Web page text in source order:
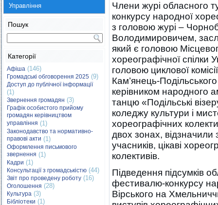
Управління
Пошук
Категорії
Афіша (146)
Громадські обговорення 2025 (9)
Доступ до публічної інформації
(1)
Звернення громадян (3)
Графік особистого прийому
громадян керівництвом
управління (1)
Законодавство та нормативно-
правові акти (1)
Оформлення письмового
звернення (1)
Кадри (1)
Консультації з громадськістю (44)
Звіт про проведену роботу (16)
Оголошення (28)
Культура (3)
Бібліотеки (1)
Члени журі обласного
конкурсу народної
з головою журі –
Володимировичем,
який є головою
хореографічної спілки
головою циклової
Кам’янець-
керівником народного
танцю «Подільські
коледжу культури і
хореографічних
двох зонах, відзначили
учасників, цікаві
колективів.
Підведення підсумків
фестивалю-конкурсу
Вірського на